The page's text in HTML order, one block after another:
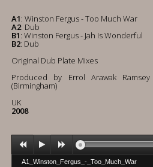
A1: Winston Fergus - Too Much War
A2: Dub
B1: Winston Fergus - Jah Is Wonderful
B2: Dub
Original Dub Plate Mixes
Produced by Errol Arawak
(Birmingham)
UK
2008
A1_Winston_Fergus_-_Too_Much_War